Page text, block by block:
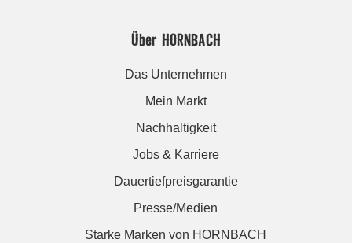
Über HORNBACH
Das Unternehmen
Mein Markt
Nachhaltigkeit
Jobs & Karriere
Dauertiefpreisgarantie
Presse/Medien
Starke Marken von HORNBACH